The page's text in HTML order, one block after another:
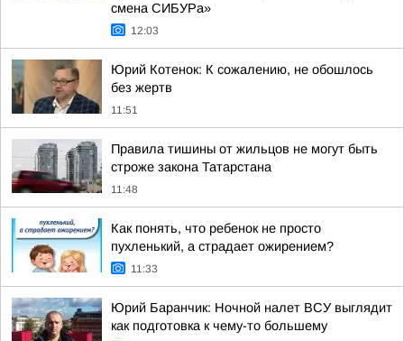
смена СИБУРа»
12:03
Юрий Котенок: К сожалению, не обошлось
без жертв
11:51
Правила тишины от жильцов не могут быть
строже закона Татарстана
11:48
Как понять, что ребенок не просто
пухленький, а страдает ожирением?
11:33
Юрий Баранчик: Ночной налет ВСУ выглядит
как подготовка к чему-то большему